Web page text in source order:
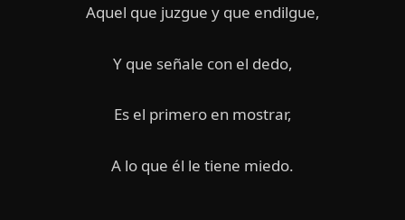
Aquel que juzgue y que endilgue,
Y que señale con el dedo,
Es el primero en mostrar,
A lo que él le tiene miedo.